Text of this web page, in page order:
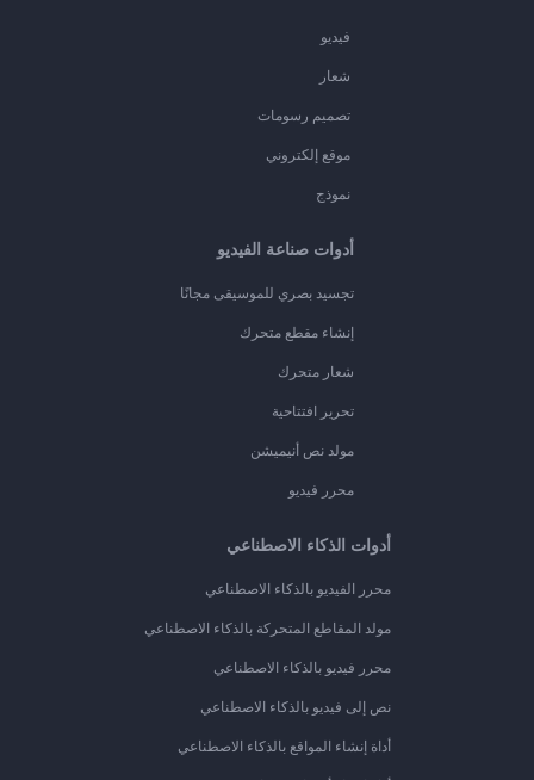
فيديو
شعار
تصميم رسومات
موقع إلكتروني
نموذج
أدوات صناعة الفيديو
تجسيد بصري للموسيقى مجانًا
إنشاء مقطع متحرك
شعار متحرك
تحرير افتتاحية
مولد نص أنيميشن
محرر فيديو
أدوات الذكاء الاصطناعي
محرر الفيديو بالذكاء الاصطناعي
مولد المقاطع المتحركة بالذكاء الاصطناعي
محرر فيديو بالذكاء الاصطناعي
نص إلى فيديو بالذكاء الاصطناعي
أداة إنشاء المواقع بالذكاء الاصطناعي